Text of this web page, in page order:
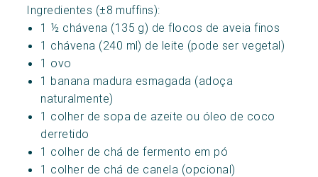
Ingredientes (±8 muffins):
1 ½ chávena (135 g) de flocos de aveia finos
1 chávena (240 ml) de leite (pode ser vegetal)
1 ovo
1 banana madura esmagada (adoça
naturalmente)
1 colher de sopa de azeite ou óleo de coco
derretido
1 colher de chá de fermento em pó
1 colher de chá de canela (opcional)